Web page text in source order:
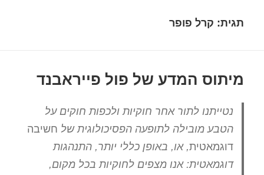
תגית: קרל פופר
מיתוס המדע של פול פייראבנד
נטייתנו לתור אחר חוקיות ולכפות חוקים על
הטבע מובילה לתופעה הפסיכולוגית של חשיבה
דוגמאטית, או, באופן כללי יותר, התנהגות
דוגמאטית: אנו מצפים לחוקיות בכל מקום,